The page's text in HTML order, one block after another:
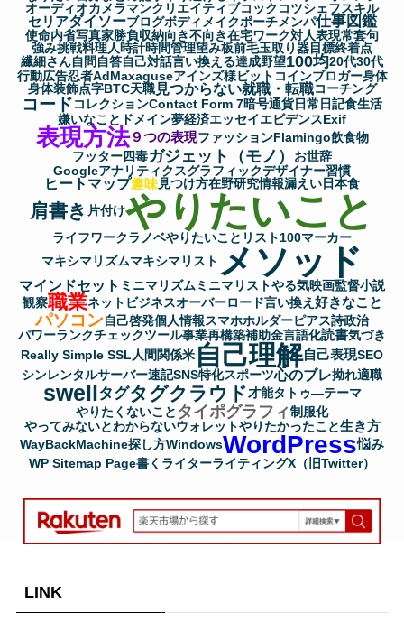
ブ
オーディオカメラマンクリエイティブコック コツシェフスキル
セリアダイソーブログボディメイクポーチメンパ仕事図鑑
使命内省写真家勝負収納向き不向き在宅ワーク対人表現常套句
強み挑戦料理人時計時間管理望み板前毛玉取り器目標終着点
繊細さん自問自答自己対話言い換える達成野望100均20代30代
行動広告忍者AdMaxaguseアインズ様ビットコインブロガー身体
身体装飾点字BTC天職見つからない就職・転職コーチング
コードコレクションContact Form 7暗号通貨日常 日記食生活
嫌いなこと ドメイン夢経済エッセイエビデンスExif
表現方法９つの表現ファッションFlamingo飲食物
フッター四毒ガジェット（モノ）
お世辞
Googleアナリティクスグラフィックデザイナー習慣
ヒートマップ趣味見つけ方在野研究情報漏えい日本食
肩書き 片付けやりたいこと
ライフワークラノベやりたいことリスト100マーカー
マキシマリズムマキシマリスト メソッド
マインドセット ミニマリズムミニマリストやる気映画監督小説
観察職業ネットビジネスオーバーロード言い換え 好きなこと
パソコン自己啓発個人情報スマホホルダーピアス詩政治
パワーランクチェックツール事業再構築補助金言語化読書気づき
Really Simple SSL 人間関係米 自己理解自己表現SEO
シンレンタルサーバー速記SNS特化スポーツ心のブレ拗れ適職
swellタグタグクラウド才能タトゥ―テーマ
やりたくないこと タイポグラフィ制服化
やってみないとわからないウォレットやりたかったこと生き方
WayBackMachine探し方WindowsWordPress悩み
WP Sitemap Page書く ライターライティングX（旧Twitter）
LINK